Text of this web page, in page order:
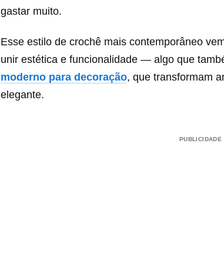
gastar muito.
Esse estilo de crochê mais contemporâneo
unir estética e funcionalidade — algo que
moderno para decoração, que transformam
elegante.
PUBLICIDADE